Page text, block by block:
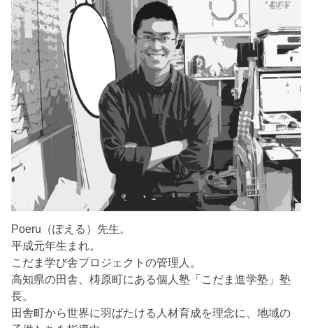
Poeru（ぽえる）先生。
平成元年生まれ。
こだま学び舎プロジェクトの管理人。
高知県の田舎、梼原町にある個人塾「こだま進学塾」塾
長。
田舎町から世界に羽ばたける人材育成を理念に、地域の